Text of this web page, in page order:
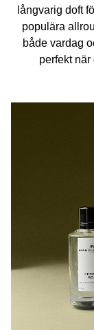
långvarig doft
populära
både vardag
perfekt